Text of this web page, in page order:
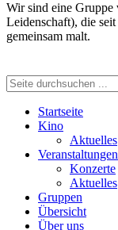
Wir sind eine
Leidenschaft), die
gemeinsam malt.
Startseite
Kino
Aktuelles
Veranstaltungen
Konzerte
Aktuelles
Gruppen
Übersicht
Über uns